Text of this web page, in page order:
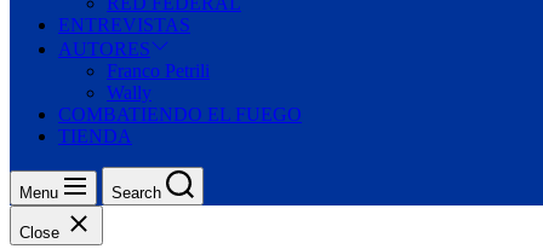
ENTREVISTAS
AUTORES
Franco Petrili
Wally
COMBATIENDO EL FUEGO
TIENDA
Menu Search
Close